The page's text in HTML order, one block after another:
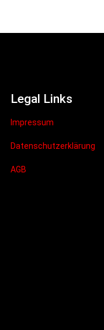
Legal Links
Impressum
Datenschutzerklärung
AGB